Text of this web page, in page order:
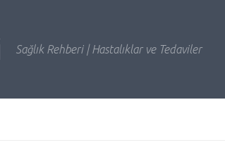
Sağlık Rehberi | Hastalıklar ve Tedaviler